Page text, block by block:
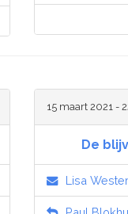
15 maart 2021 -
De
Lisa